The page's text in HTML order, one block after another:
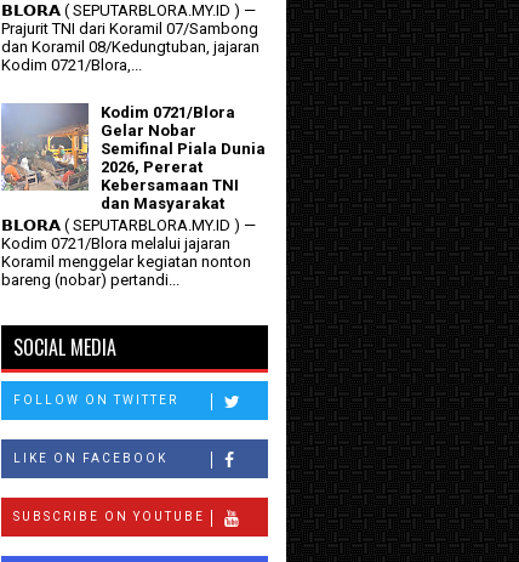
𝗕𝗟𝗢𝗥𝗔 ( SEPUTARBLORA.MY.ID ) —
Prajurit TNI dari Koramil 07/Sambong
dan Koramil 08/Kedungtuban, jajaran
Kodim 0721/Blora,...
Kodim 0721/Blora
Gelar Nobar
Semifinal Piala Dunia
2026, Pererat
Kebersamaan TNI
dan Masyarakat
𝗕𝗟𝗢𝗥𝗔 ( SEPUTARBLORA.MY.ID ) —
Kodim 0721/Blora melalui jajaran
Koramil menggelar kegiatan nonton
bareng (nobar) pertandi...
SOCIAL MEDIA
FOLLOW ON TWITTER
LIKE ON FACEBOOK
SUBSCRIBE ON YOUTUBE